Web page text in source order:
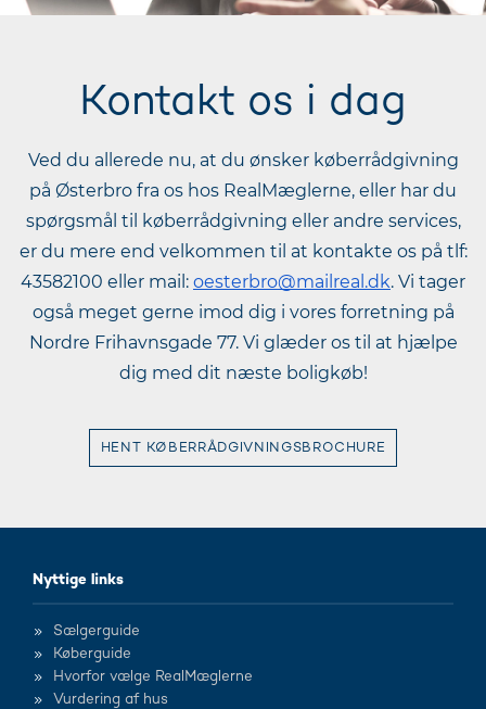
Kontakt os i dag
Ved du allerede nu, at du ønsker køberrådgivning
på Østerbro fra os hos RealMæglerne, eller har du
spørgsmål til køberrådgivning eller andre services,
er du mere end velkommen til at kontakte os på tlf:
43582100 eller mail: oesterbro@mailreal.dk. Vi tager
også meget gerne imod dig i vores forretning på
Nordre Frihavnsgade 77. Vi glæder os til at hjælpe
dig med dit næste boligkøb!
HENT KØBERRÅDGIVNINGSBROCHURE
Nyttige links
Sælgerguide
Køberguide
Hvorfor vælge RealMæglerne
Vurdering af hus